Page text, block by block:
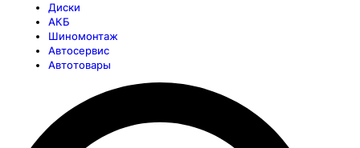
Диски
АКБ
Шиномонтаж
Автосервис
Автотовары